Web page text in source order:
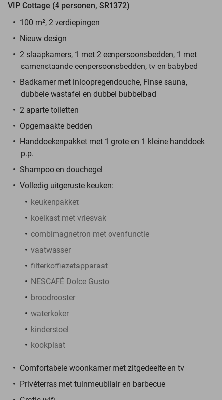
VIP Cottage (4 personen, SR1372)
100 m², 2 verdiepingen
Nieuw design
2 slaapkamers, 1 met 2 eenpersoonsbedden, 1 met
samenstaande eenpersoonsbedden, tv en babybed
Badkamer met inloopregendouche, Finse sauna,
dubbele wastafel en dubbel bubbelbad
2 aparte toiletten
Opgemaakte bedden
Handdoekenpakket met 1 grote en 1 kleine handdoek
p.p.
Shampoo en douchegel
Volledig uitgeruste keuken:
keukenpakket
koelkast met vriesvak
combimagnetron met ovenfunctie
vaatwasser
filterkoffiezetapparaat
NESCAFÉ Dolce Gusto
broodrooster
waterkoker
kinderstoel
kookplaat
Comfortabele woonkamer met zitgedeelte en tv
Privéterras met tuinmeubilair en barbecue